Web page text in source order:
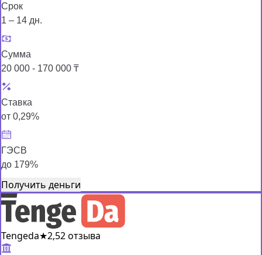
Срок
1 – 14 дн.
Сумма
20 000 - 170 000 ₸
Ставка
от 0,29%
ГЭСВ
до 179%
Получить деньги
Tengeda★2,52 отзыва